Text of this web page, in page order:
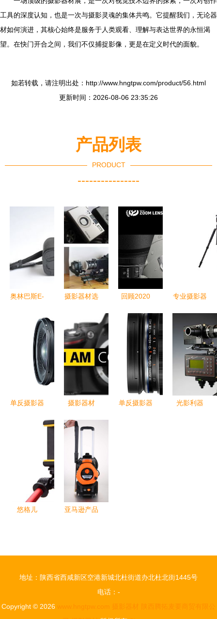
工具的深度认知，也是一次与摄影灵魂的集体共鸣。它提醒我们，无论器
材如何演进，其核心始终是服务于人类观看、理解与表达世界的永恒渴
望。在快门开合之间，我们不仅捕捉影像，更是在定义时代的面貌。
如若转载，请注明出处：http://www.hngtpw.com/product/56.html
更新时间：2026-08-06 23:35:26
产品列表
PRODUCT
----------------
奥林巴斯E-
600元顺丰
包邮的入门
经典之选
摄影器材选
影心得分享
回顾2020
度摄影器材
奖揭晓，引
领影像创作
新趋势
专业摄影器
脚架，摄影
摄像的坚实
伙伴
单反摄影器
摄影器材
得力助手
单反摄影器
光影利器
悠格儿
拍杆 一杆
创意拍摄潜
亚马逊产品
新选择
地址：陕西省西咸新区空港新城北杜街道办北杜北街1445号
电话：-
Copyright © 2026 www.hngtpw.com 摄影器材
陕西腾拓麦要商贸有限公